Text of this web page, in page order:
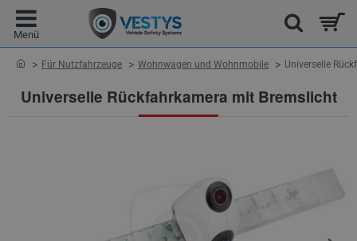
Universelle Rückfahrkamera mit Bremslicht
homeFür Nutzfahrzeuge Wohnwagen und Wohnmobile Universelle